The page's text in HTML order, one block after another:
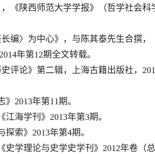
《陕西师范大学学报》（哲学社会科
〉为中心》，与陈其泰先生合撰，
年第12期全文转载。
评论》第二辑，上海古籍出版社，
2013年第11期。
海学刊》2013年第3期。
索》2013年第4期。
学理论与史学史学刊》2012年卷（